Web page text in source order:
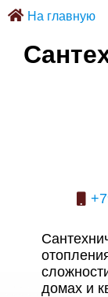
На главную
домах и